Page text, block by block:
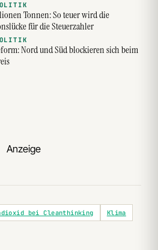
Tonnen: So teuer wird die
für die Steuerzahler
Nord und Süd blockieren sich beim
Anzeige
bei Cleanthinking Klima